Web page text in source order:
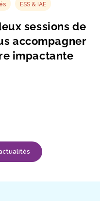
ESS & IAE
sessions de
accompagner
impactante